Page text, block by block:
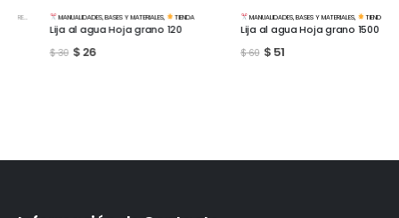
MANUALIDADES,BASES Y MATERIALES, TIENDA
Lija al agua Hoja grano 120
26
MANUALIDADES,BASES Y MATERIALES, TIENDA
Lija al agua Hoja grano 1500
51